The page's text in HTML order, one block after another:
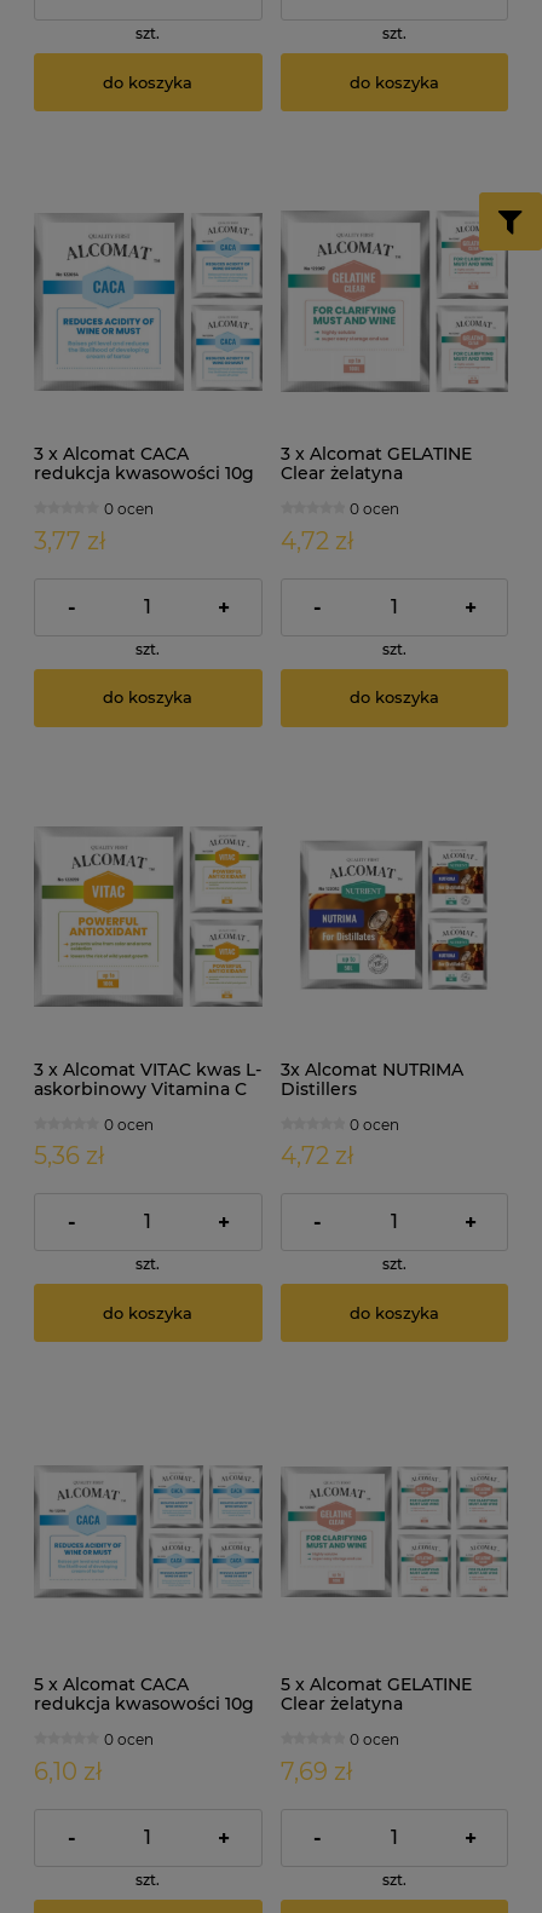
szt.
do koszyka
szt.
do koszyka
3 x Alcomat CACA
redukcja kwasowości 10g
0 ocen
3,77 zł
- +
szt.
do koszyka
3 x Alcomat GELATINE
Clear żelatyna
0 ocen
4,72 zł
- +
szt.
do koszyka
3 x Alcomat VITAC kwas L-
askorbinowy Vitamina C
0 ocen
5,36 zł
- +
szt.
do koszyka
3x Alcomat NUTRIMA
Distillers
pożywka gorzelnicza 10g
0 ocen
4,72 zł
- +
szt.
do koszyka
5 x Alcomat CACA
redukcja kwasowości 10g
0 ocen
6,10 zł
- +
szt.
5 x Alcomat GELATINE
Clear żelatyna
0 ocen
7,69 zł
- +
szt.